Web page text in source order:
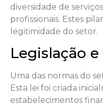
diversidade de
profissionais. Estes
legitimidade do setor.
Legislação
Uma das normas do
Esta lei foi criada
estabelecimentos